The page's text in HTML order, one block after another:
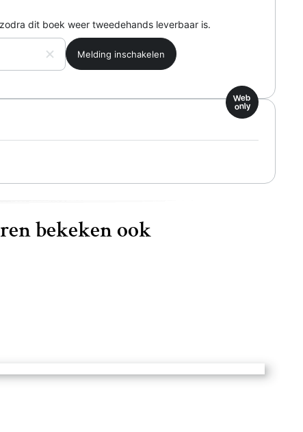
dit boek weer tweedehands leverbaar is.
Web
only
bekeken ook